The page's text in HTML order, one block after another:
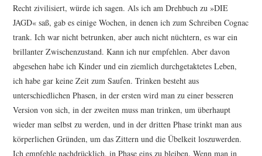
Recht zivilisiert, würde ich sagen. Als ich am Drehbuch zu »DIE
JAGD« saß, gab es einige Wochen, in denen ich zum Schreiben Cognac
trank. Ich war nicht betrunken, aber auch nicht nüchtern, es war ein
brillanter Zwischenzustand. Kann ich nur empfehlen. Aber davon
abgesehen habe ich Kinder und ein ziemlich durchgetaktetes Leben,
ich habe gar keine Zeit zum Saufen. Trinken besteht aus
unterschiedlichen Phasen, in der ersten wird man zu einer besseren
Version von sich, in der zweiten muss man trinken, um überhaupt
wieder man selbst zu werden, und in der dritten Phase trinkt man aus
körperlichen Gründen, um das Zittern und die Übelkeit loszuwerden.
Ich empfehle nachdrücklich, in Phase eins zu bleiben. Wenn man in